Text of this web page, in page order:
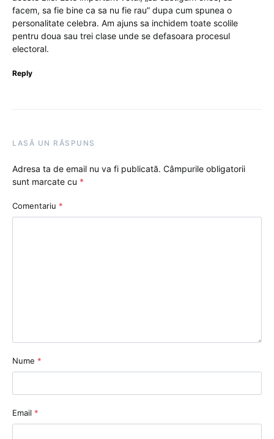
facem, sa fie bine ca sa nu fie rau” dupa cum spunea o
personalitate celebra. Am ajuns sa inchidem toate scolile
pentru doua sau trei clase unde se defasoara procesul
electoral.
Reply
LASĂ UN RĂSPUNS
Adresa ta de email nu va fi publicată. Câmpurile obligatorii
sunt marcate cu *
Comentariu *
Nume *
Email *